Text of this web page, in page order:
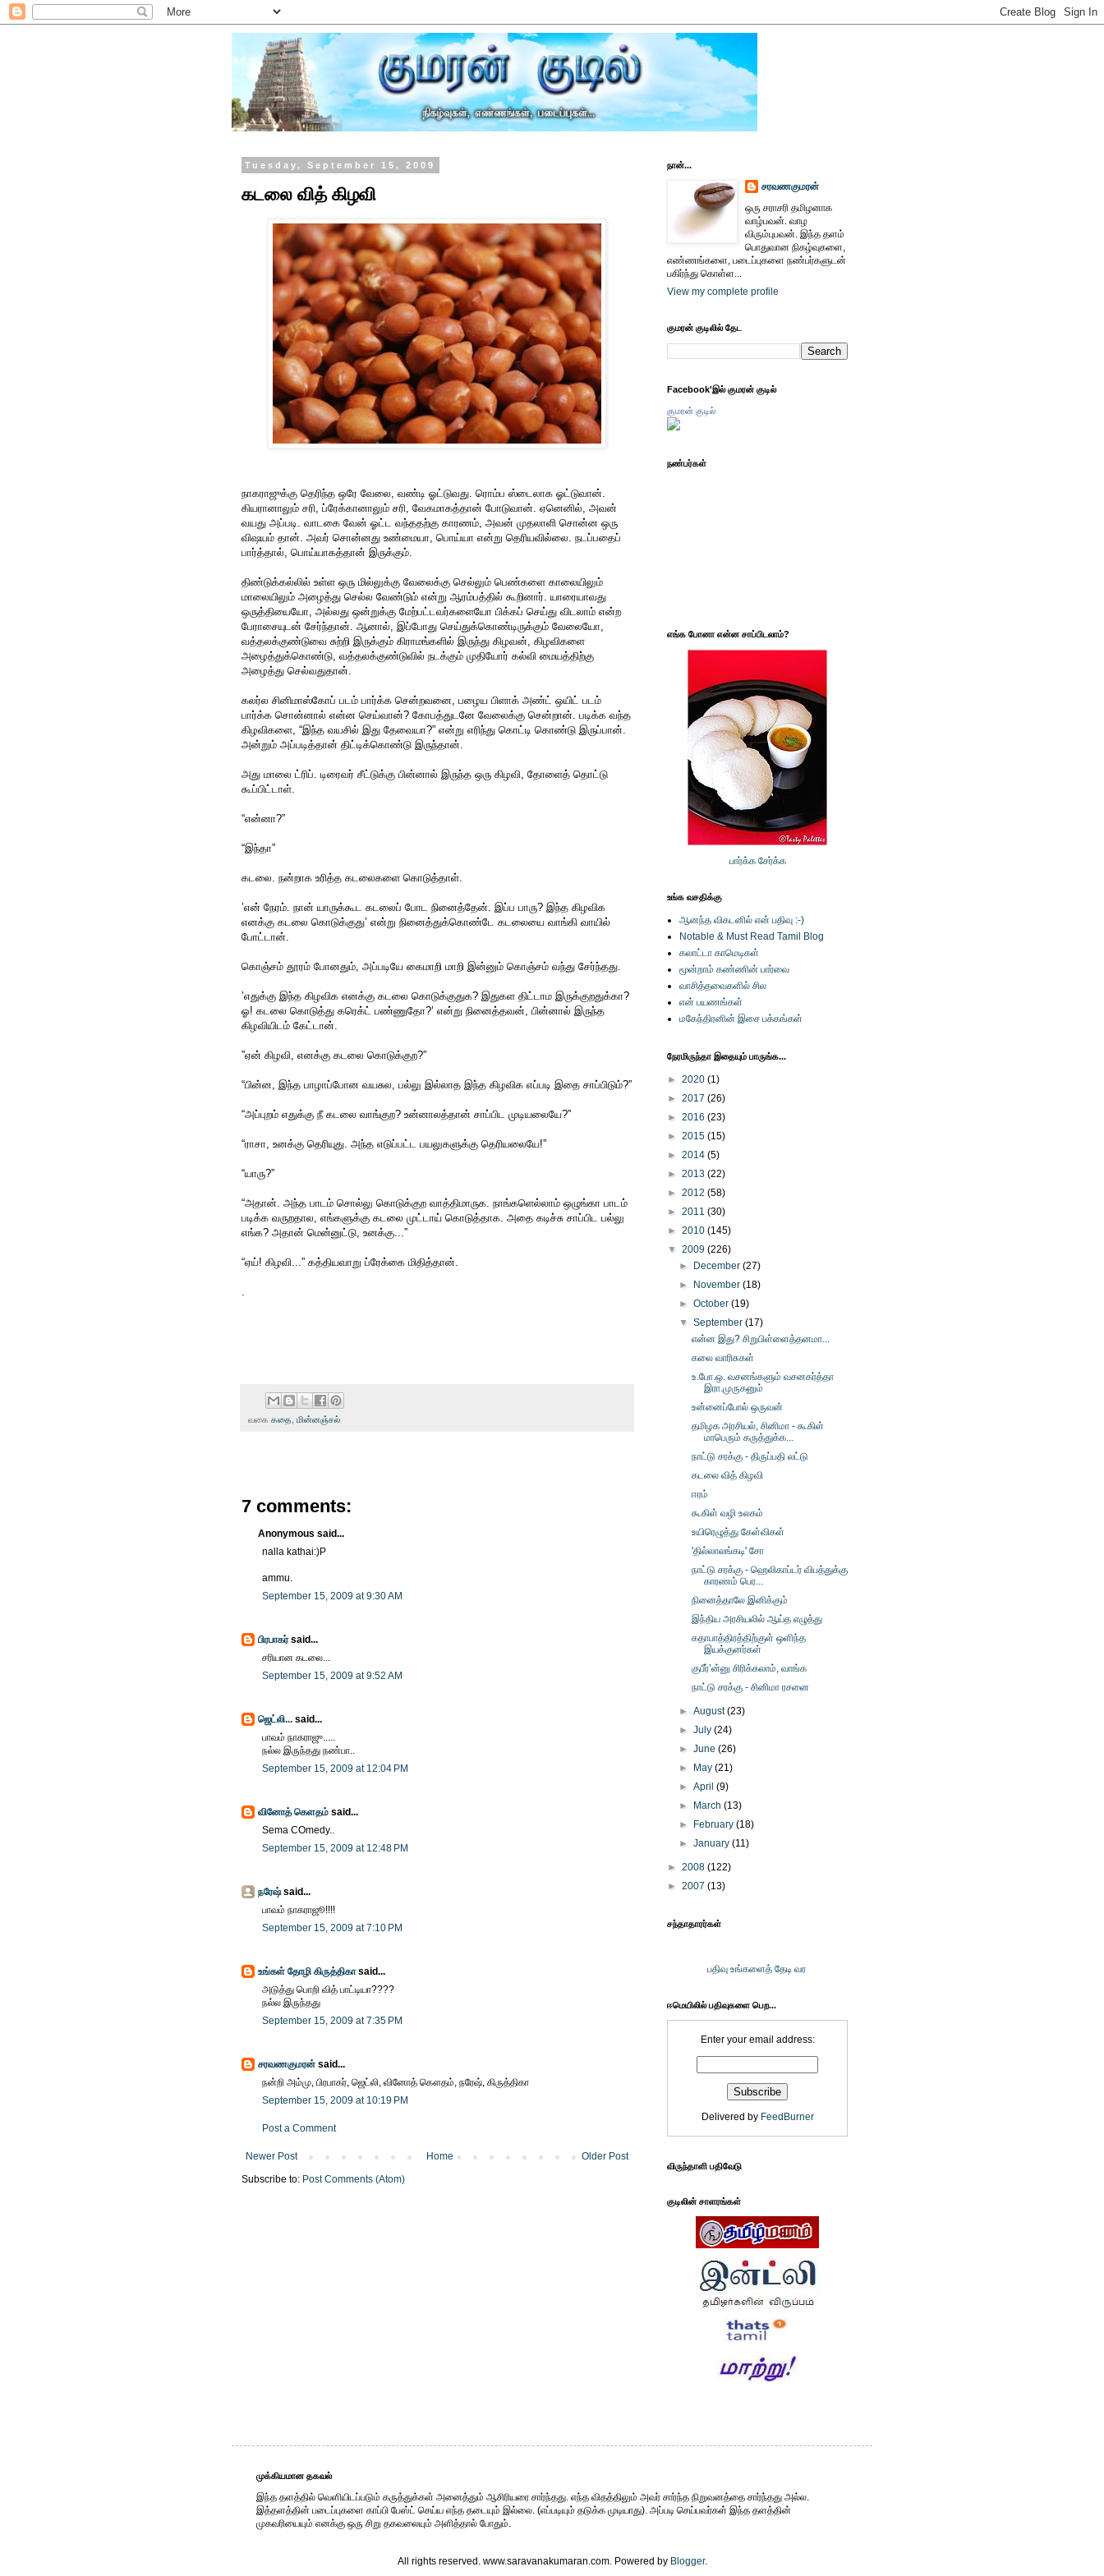
Tuesday, September 15, 2009
கடலை வித் கிழவி
நாகராஜுக்கு தெரிந்த ஒரே வேலை, வண்டி ஓட்டுவது. ரொம்ப ஸ்டைலாக ஓட்டுவான்.
கியரானாலும் சரி, ப்ரேக்கானாலும் சரி, வேகமாகத்தான் போடுவான். ஏனெனில், அவன்
வயது அப்படி. வாடகை வேன் ஓட்ட வந்ததற்கு காரணம், அவன் முதலாளி சொன்ன ஒரு
விஷயம் தான். அவர் சொன்னது உண்மையா, பொய்யா என்று தெரியவில்லை. நடப்பதைப்
பார்த்தால், பொய்யாகத்தான் இருக்கும்.
திண்டுக்கல்லில் உள்ள ஒரு மில்லுக்கு வேலைக்கு செல்லும் பெண்களை காலையிலும்
மாலையிலும் அழைத்து செல்ல வேண்டும் என்று ஆரம்பத்தில் கூறினார். யாரையாவது
ஒருத்தியையோ, அல்லது ஒன்றுக்கு மேற்பட்டவர்களையோ பிக்கப் செய்து விடலாம் என்ற
பேராசையுடன் சேர்ந்தான். ஆனால், இப்போது செய்துக்கொண்டிருக்கும் வேலையோ,
வத்தலக்குண்டுவை சுற்றி இருக்கும் கிராமங்களில் இருந்து கிழவன், கிழவிகளை
அழைத்துக்கொண்டு, வத்தலக்குண்டுவில் நடக்கும் முதியோர் கல்வி மையத்திற்கு
அழைத்து செல்வதுதான்.
கலர்ல சினிமாஸ்கோப் படம் பார்க்க சென்றவனை, பழைய பிளாக் அண்ட் ஒயிட் படம்
பார்க்க சொன்னால் என்ன செய்வான்? கோபத்துடனே வேலைக்கு சென்றான். படிக்க வந்த
கிழவிகளை, “இந்த வயசில் இது தேவையா?” என்று எரிந்து கொட்டி கொண்டு இருப்பான்.
அன்றும் அப்படித்தான் திட்டிக்கொண்டு இருந்தான்.
அது மாலை ட்ரிப். டிரைவர் சீட்டுக்கு பின்னால் இருந்த ஒரு கிழவி, தோளைத் தொட்டு
கூப்பிட்டாள்.
“என்னா?”
“இந்தா”
கடலை. நன்றாக உரித்த கடலைகளை கொடுத்தாள்.
’என் நேரம். நான் யாருக்கூட கடலைப் போட நினைத்தேன். இப்ப பாரு? இந்த கிழவிக
எனக்கு கடலை கொடுக்குது’ என்று நினைத்துக்கொண்டே கடலையை வாங்கி வாயில்
போட்டான்.
கொஞ்சம் தூரம் போனதும், அப்படியே கைமாறி மாறி இன்னும் கொஞ்சம் வந்து சேர்ந்தது.
’எதுக்கு இந்த கிழவிக எனக்கு கடலை கொடுக்குதுக? இதுகள திட்டாம இருக்குறதுக்கா?
ஓ! கடலை கொடுத்து கரெக்ட் பண்ணுதோ?’ என்று நினைத்தவன், பின்னால் இருந்த
கிழவியிடம் கேட்டான்.
”ஏன் கிழவி, எனக்கு கடலை கொடுக்குற?”
“பின்ன, இந்த பாழாப்போன வயசுல, பல்லு இல்லாத இந்த கிழவிக எப்படி இதை சாப்பிடும்?”
“அப்புறம் எதுக்கு நீ கடலை வாங்குற? உன்னாலத்தான் சாப்பிட முடியலையே?”
“ராசா, உனக்கு தெரியுது. அந்த எடுப்பட்ட பயலுகளுக்கு தெரியலையே!”
“யாரு?”
“அதான். அந்த பாடம் சொல்லு கொடுக்குற வாத்திமாருக. நாங்களெல்லாம் ஒழுங்கா பாடம்
படிக்க வருறதால, எங்களுக்கு கடலை முட்டாய் கொடுத்தாக. அதை கடிச்சு சாப்பிட பல்லு
எங்க? அதான் மென்னுட்டு, உனக்கு...”
“ஏய்! கிழவி...” கத்தியவாறு ப்ரேக்கை மிதித்தான்.
வகை கதை மின்னஞ்சல்
7 comments:
Anonymous said...
nalla kathai:)P
ammu.
September 15, 2009 at 9:30 AM
பிரபாகர்said...
சரியான கடலை...
September 15, 2009 at 9:52 AM
ஜெட்லி... said...
பாவம் நாகராஜு.....
நல்ல இருந்தது நண்பா..
September 15, 2009 at 12:04 PM
வினோத் கெளதம் said...
Sema COmedy..
September 15, 2009 at 12:48 PM
நரேஷ்said...
பாவம் நாகராஜூ!!!!
September 15, 2009 at 7:10 PM
உங்கள் தோழி கிருத்திகாsaid...
அடுத்து பொறி வித் பாட்டியா????
நல்ல இருந்தது
September 15, 2009 at 7:35 PM
சரவணகுமரன் said...
நன்றி அம்மு, பிரபாகர், ஜெட்லி, வினோத் கௌதம், நரேஷ், கிருத்திகா
September 15, 2009 at 10:19 PM
Post a Comment
Newer Post Older Post
Home
Subscribe to: Post Comments (Atom)
நான்...
சரவணகுமரன்
ஒரு சராசரி தமிழனாக
வாழ்பவன். வாழ
விரும்புபவன். இந்த தளம்
பொதுவான நிகழ்வுகளை,
எண்ணங்களை, படைப்புகளை நண்பர்களுடன்
பகிர்ந்து கொள்ள...
View my complete profile
குமரன் குடிலில் தேட
Facebook'இல் குமரன் குடில்
குமரன் குடில்
நண்பர்கள்
எங்க போனா என்ன சாப்பிடலாம்?
பார்க்க சேர்க்க
உங்க வசதிக்கு
ஆனந்த விகடனில் என் பதிவு :-)
Notable & Must Read Tamil Blog
கலாட்டா காமெடிகள்
மூன்றாம் கண்ணின் பார்வை
வாசித்தவைகளில் சில
என் பயணங்கள்
மகேந்திரனின் இசை பக்கங்கள்
நேரமிருந்தா இதையும் பாருங்க...
► 2020 (1)
► 2017 (26)
► 2016 (23)
► 2015 (15)
► 2014 (5)
► 2013 (22)
► 2012 (58)
► 2011 (30)
► 2010 (145)
▼ 2009 (226)
►
December(27)
►
November(18)
►October(19)
▼September(17)
என்ன இது? சிறுபிள்ளைத்தனமா...
கலை வாரிசுகள்
உ.போ.ஒ. வசனங்களும் வசனகர்த்தா
இரா.முருகனும்
உன்னைப்போல் ஒருவன்
தமிழக அரசியல், சினிமா - கூகிள்
மாபெரும் கருத்துக்க...
நாட்டு சரக்கு - திருப்பதி லட்டு
கடலை வித் கிழவி
ஈரம்
கூகிள் வழி உலகம்
உயிரெழுத்து கேள்விகள்
'தில்லாலங்கடி' சோ
நாட்டு சரக்கு - ஹெலிகாப்டர் விபத்துக்கு
காரணம் பெர...
நினைத்தாலே இனிக்கும்
இந்திய அரசியலில் ஆய்த எழுத்து
கதாபாத்திரத்திற்குள் ஒளிந்த
இயக்குனர்கள்
குபீர்’ன்னு சிரிக்கலாம், வாங்க
நாட்டு சரக்கு - சினிமா ரசனை
►August(23)
►July(24)
►June(26)
►
May(21)
►April(9)
►
March(13)
►
February(18)
►January(11)
► 2008 (122)
► 2007 (13)
சந்தாதாரர்கள்
பதிவு உங்களைத் தேடி வர
ஈமெயிலில் பதிவுகளை பெற...
Enter your email address:
Delivered by FeedBurner
விருந்தாளி பதிவேடு
குடிலின் சாளரங்கள்
முக்கியமான தகவல்
இந்த தளத்தில் வெளியிடப்படும் கருத்துக்கள் அனைத்தும் ஆசிரியரை சார்ந்தது. எந்த விதத்திலும் அவர் சார்ந்த நிறுவனத்தை சார்ந்தது அல்ல.
இத்தளத்தின் படைப்புகளை காப்பி பேஸ்ட் செய்ய எந்த தடையும் இல்லை. (எப்படியும் தடுக்க முடியாது). அப்படி செய்பவர்கள் இந்த தளத்தின்
முகவரியையும் எனக்கு ஒரு சிறு தகவலையும் அளித்தால் போதும்.
All rights reserved. www.saravanakumaran.com. Powered by Blogger.